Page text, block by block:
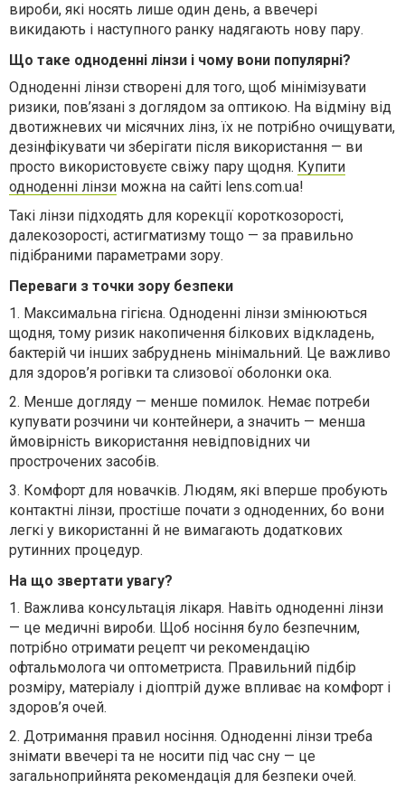
вироби, які носять лише один день, а ввечері
викидають і наступного ранку надягають нову пару.
Що таке одноденні лінзи і чому вони популярні?
Одноденні лінзи створені для того, щоб мінімізувати
ризики, пов’язані з доглядом за оптикою. На відміну від
двотижневих чи місячних лінз, їх не потрібно очищувати,
дезінфікувати чи зберігати після використання — ви
просто використовуєте свіжу пару щодня. Купити
одноденні лінзи можна на сайті lens.com.ua!
Такі лінзи підходять для корекції короткозорості,
далекозорості, астигматизму тощо — за правильно
підібраними параметрами зору.
Переваги з точки зору безпеки
1. Максимальна гігієна. Одноденні лінзи змінюються
щодня, тому ризик накопичення білкових відкладень,
бактерій чи інших забруднень мінімальний. Це важливо
для здоров’я рогівки та слизової оболонки ока.
2. Менше догляду — менше помилок. Немає потреби
купувати розчини чи контейнери, а значить — менша
ймовірність використання невідповідних чи
прострочених засобів.
3. Комфорт для новачків. Людям, які вперше пробують
контактні лінзи, простіше почати з одноденних, бо вони
легкі у використанні й не вимагають додаткових
рутинних процедур.
На що звертати увагу?
1. Важлива консультація лікаря. Навіть одноденні лінзи
— це медичні вироби. Щоб носіння було безпечним,
потрібно отримати рецепт чи рекомендацію
офтальмолога чи оптометриста. Правильний підбір
розміру, матеріалу і діоптрій дуже впливає на комфорт і
здоров’я очей.
2. Дотримання правил носіння. Одноденні лінзи треба
знімати ввечері та не носити під час сну — це
загальноприйнята рекомендація для безпеки очей.